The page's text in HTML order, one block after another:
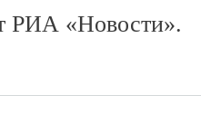
РИА «Новости».